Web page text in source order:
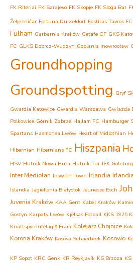
FK Riteriai FK Sarajevo FK Skopje FK Sloga Bar
Željezničar Fortuna Dusseldorf Fostiras Tavros FC
Fulham Garbarnia Kraków Getafe CF GKS
FC GLKS Dobrcz-Wudzyn Goplania Inowrocław
Groundhopping
Groundspotting Gryf
Gwardia Katowice Gwardia Warszawa Gwiazda
Polkowice Górnik Zabrze Hallam FC Hamburger
Spartans Hasmonea Lwów Heart of Midlothian
Hibernian Hibernians FC Hiszpania
HSV Hutnik Nowa Huta Hutnik Tur IFK Goteborg
Inter Mediolan Ipswich Town Irlandia
Islandia Jagiellonia Białystok Jeunesse Esch
Juvenia Kraków KAA Gent Kabel Kraków
Gostyn Karpaty Lwów Kjelsas Fotball KKS 1925
Knattspyrnufélagið Fram Kolejarz Chojnice
Korona Kraków Kosova Schaerbeek Kosowo
KP Sopot KRC Genk KR Reykjavík KS Brzoza